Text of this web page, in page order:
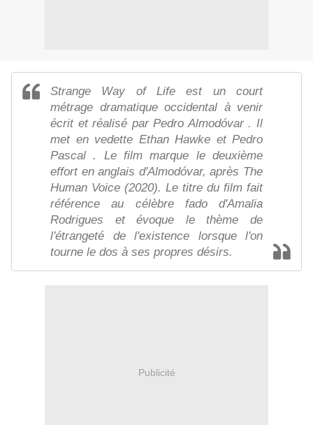
Strange Way of Life est un court
métrage dramatique occidental à venir
écrit et réalisé par Pedro Almodóvar . Il
met en vedette Ethan Hawke et Pedro
Pascal . Le film marque le deuxième
effort en anglais d'Almodóvar, après The
Human Voice (2020). Le titre du film fait
référence au célèbre fado d'Amalia
Rodrigues et évoque le thème de
l'étrangeté de l'existence lorsque l'on
tourne le dos à ses propres désirs.
Publicité